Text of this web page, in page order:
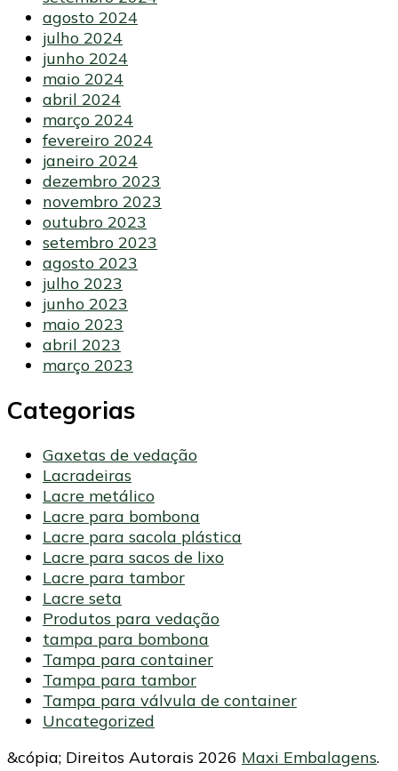
agosto 2024
julho 2024
junho 2024
maio 2024
abril 2024
março 2024
fevereiro 2024
janeiro 2024
dezembro 2023
novembro 2023
outubro 2023
setembro 2023
agosto 2023
julho 2023
junho 2023
maio 2023
abril 2023
março 2023
Categorias
Gaxetas de vedação
Lacradeiras
Lacre metálico
Lacre para bombona
Lacre para sacola plástica
Lacre para sacos de lixo
Lacre para tambor
Lacre seta
Produtos para vedação
tampa para bombona
Tampa para container
Tampa para tambor
Tampa para válvula de container
Uncategorized
&cópia; Direitos Autorais 2026 Maxi Embalagens.